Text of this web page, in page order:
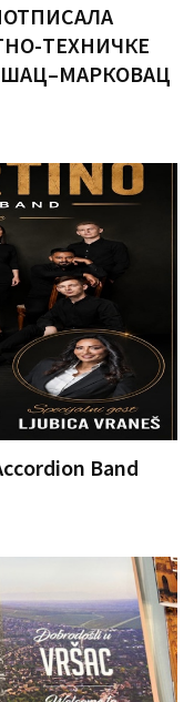
ТЕХНИЧКЕ
Band